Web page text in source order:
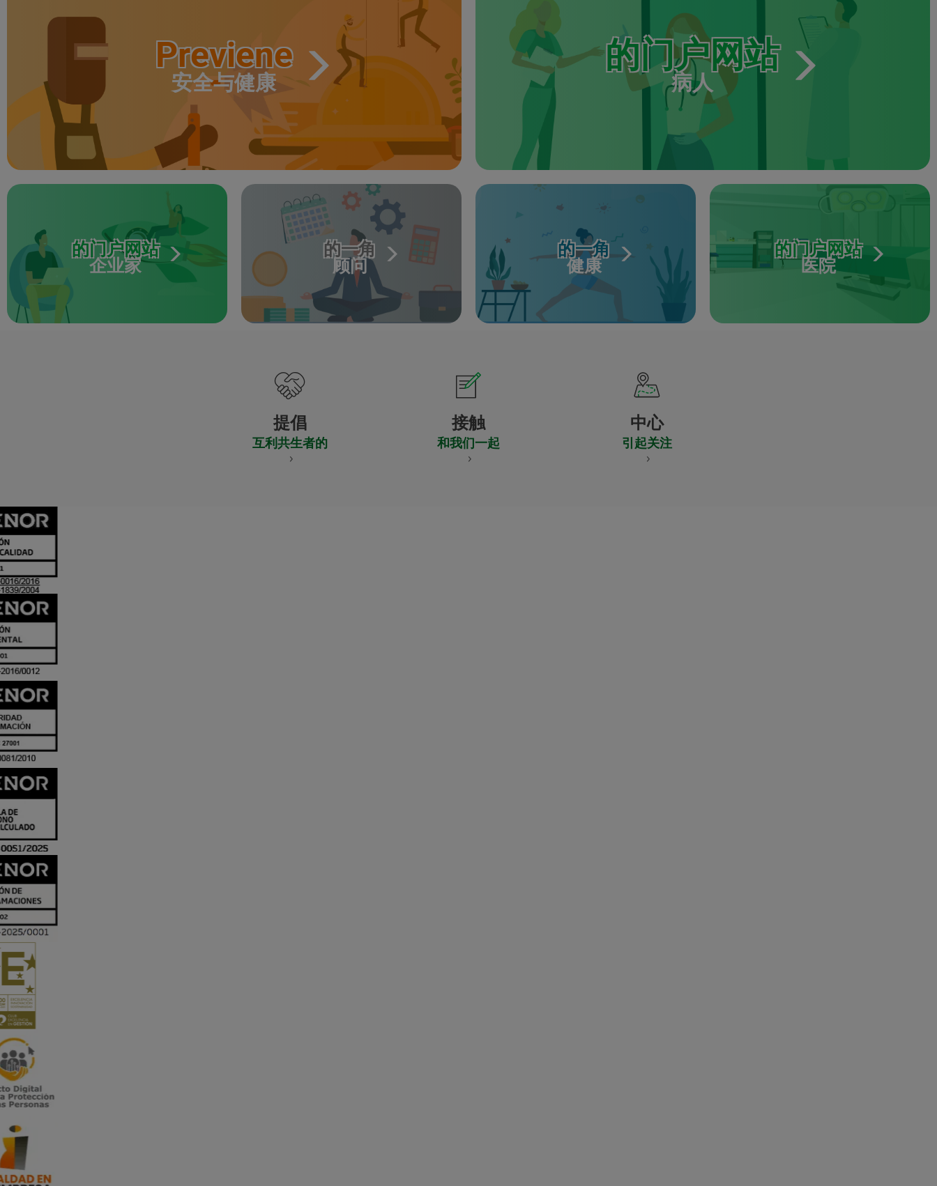
Previene
安全与健康
的门户网站
病人
的门户网站
企业家
的一角
顾问
的一角
健康
的门户网站
医院
提倡
互利共生者的
接触
和我们一起
中心
引起关注